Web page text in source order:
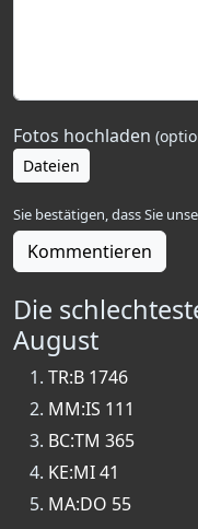
Fotos hochladen
Dateien
Sie bestätigen, dass Sie
Kommentieren
Die
August
TR:B 1746
MM:IS 111
BC:TM 365
KE:MI 41
MA:DO 55